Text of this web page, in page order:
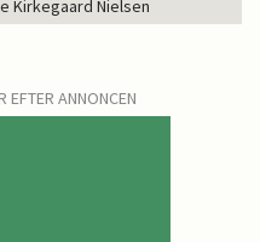
Kirkegaard Nielsen
EFTER ANNONCEN